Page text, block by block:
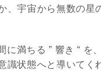
、宇宙から無数の
に満ちる ” 響き “ を
識状態へと導いてく